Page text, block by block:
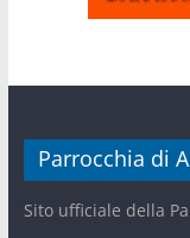
Parrocchia di
Sito ufficiale della